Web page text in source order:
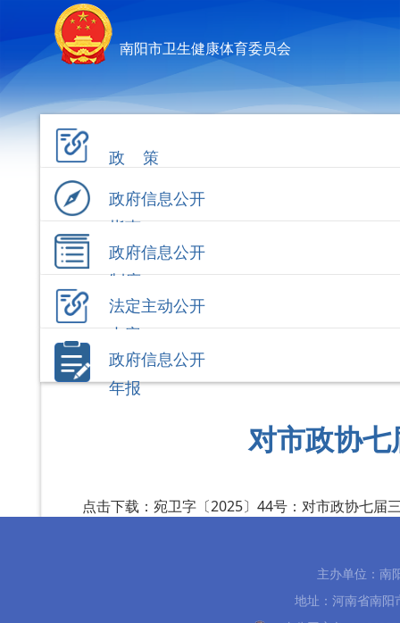
南阳市卫生健康体育委员会
政 策
政府信息公开
指南
政府信息公开
制度
法定主动公开
内容
政府信息公开
年报
对市政协
点击下载： 宛卫字〔2025〕44号：对市政协七届
主办单位：南
地址：河南省南阳